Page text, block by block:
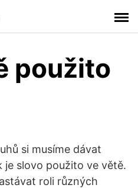
použito
si musíme dávat
slovo použito ve větě.
roli různých